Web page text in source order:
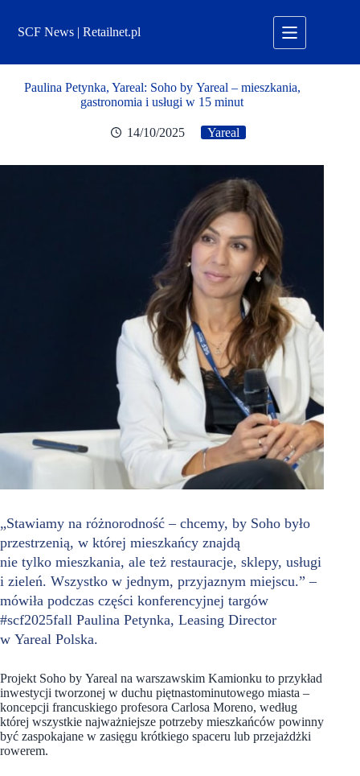
treściSCF News | Retailnet.pl
Paulina Petynka, Yareal: Soho by Yareal – mieszkania,
gastronomia i usługi w 15 minut
14/10/2025 Yareal
„Stawiamy na różnorodność – chcemy, by Soho było
przestrzenią, w której mieszkańcy znajdą
nie tylko mieszkania, ale też restauracje, sklepy, usługi
i zieleń. Wszystko w jednym, przyjaznym miejscu.” –
mówiła podczas części konferencyjnej targów
#scf2025fall Paulina Petynka, Leasing Director
w Yareal Polska.
Projekt Soho by Yareal na warszawskim Kamionku to przykład
inwestycji tworzonej w duchu piętnastominutowego miasta –
koncepcji francuskiego profesora Carlosa Moreno, według
której wszystkie najważniejsze potrzeby mieszkańców powinny
być zaspokajane w zasięgu krótkiego spaceru lub przejażdżki
rowerem.